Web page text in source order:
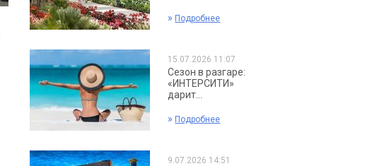
» Подробнее
15.07.2026 11:07
Сезон в разгаре:
«ИНТЕРСИТИ»
дарит...
» Подробнее
9.07.2026 14:51